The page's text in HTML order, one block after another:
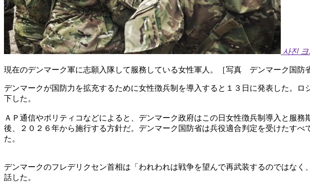
사진
現在のデンマーク軍に志願入隊して服務している女性軍人。［写真 デンマーク国防
デンマークが国防力を拡充するために女性徴兵制を導入すると１３日に発表した。
下した。
ＡＰ通信やポリティコなどによると、デンマーク政府はこの日女性徴兵制導入と服
後、２０２６年から施行する方針だ。デンマーク国防省は兵役適合判定を受けたす
た。
デンマークのフレデリクセン首相は「われわれは戦争を望んで再武装するのではな
話した。